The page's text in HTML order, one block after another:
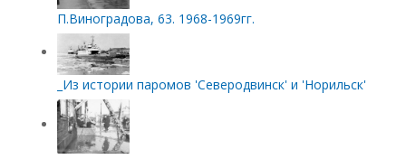
П.Виноградова, 63. 1968-1969гг.
_Из истории паромов 'Северодвинск' и 'Норильск'